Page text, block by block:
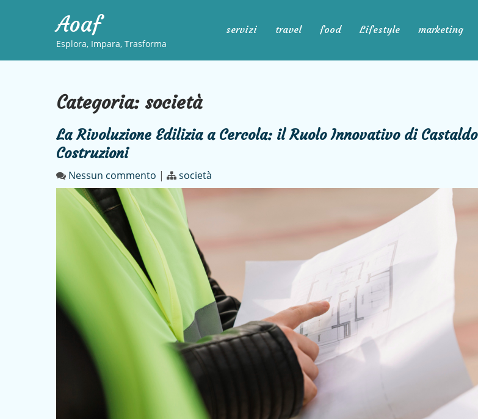
Aoaf
Esplora, Impara, Trasforma
servizi travel food Lifestyle marketing
Categoria: società
La Rivoluzione Edilizia a Cercola: il Ruolo Innovativo di Castaldo
Costruzioni
Nessun commento | società